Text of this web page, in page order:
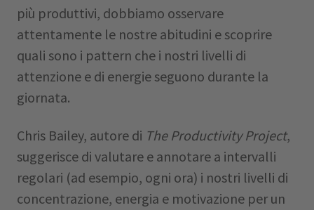
più produttivi, dobbiamo osservare
attentamente le nostre abitudini e scoprire
quali sono i pattern che i nostri livelli di
attenzione e di energie seguono durante la
giornata.
Chris Bailey, autore di The Productivity Project,
suggerisce di valutare e annotare a intervalli
regolari (ad esempio, ogni ora) i nostri livelli di
concentrazione, energia e motivazione per un